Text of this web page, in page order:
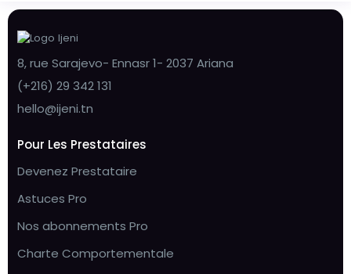
8, rue Sarajevo- Ennasr 1- 2037 Ariana
(+216) 29 342 131
hello@ijeni.tn
Pour Les Prestataires
Devenez Prestataire
Astuces Pro
Nos abonnements Pro
Charte Comportementale